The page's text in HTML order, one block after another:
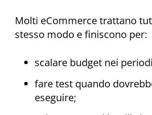
Molti eCommerce trattano
stesso modo e finiscono per:
scalare budget nei
fare test quando
eseguire;